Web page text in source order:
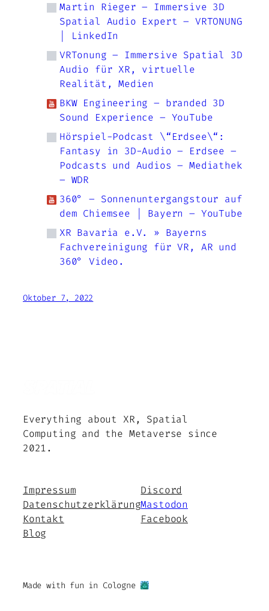
Martin Rieger – Immersive 3D
Spatial Audio Expert – VRTONUNG
| LinkedIn
VRTonung – Immersive Spatial 3D
Audio für XR, virtuelle
Realität, Medien
BKW Engineering – branded 3D
Sound Experience – YouTube
Hörspiel-Podcast \“Erdsee\“:
Fantasy in 3D-Audio – Erdsee –
Podcasts und Audios – Mediathek
– WDR
360° – Sonnenuntergangstour auf
dem Chiemsee | Bayern – YouTube
XR Bavaria e.V. » Bayerns
Fachvereinigung für VR, AR und
360° Video.
Oktober 7, 2022
Everything about XR, Spatial
Computing and the Metaverse since
2021.
Impressum
Datenschutzerklärung
Kontakt
Blog
Discord
Mastodon
Facebook
Made with fun in Cologne